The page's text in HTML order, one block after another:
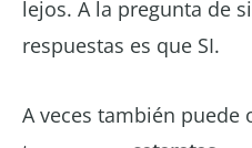
lejos. A la pregunta de
respuestas es que SI.
A veces también puede